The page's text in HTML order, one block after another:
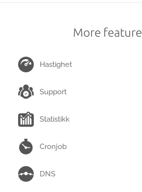
More
Hastighet
Support
Statistikk
Cronjob
DNS